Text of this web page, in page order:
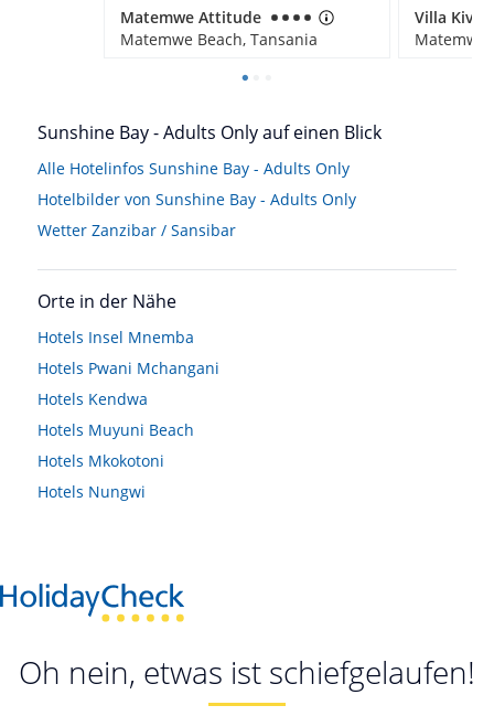
Matemwe Attitude
Matemwe Beach, Tansania
Matemwe
Sunshine Bay - Adults Only auf einen Blick
Alle Hotelinfos Sunshine Bay - Adults Only
Hotelbilder von Sunshine Bay - Adults Only
Wetter Zanzibar / Sansibar
Orte in der Nähe
Hotels Insel Mnemba
Hotels Pwani Mchangani
Hotels Kendwa
Hotels Muyuni Beach
Hotels Mkokotoni
Hotels Nungwi
Oh nein, etwas ist schiefgelaufen!